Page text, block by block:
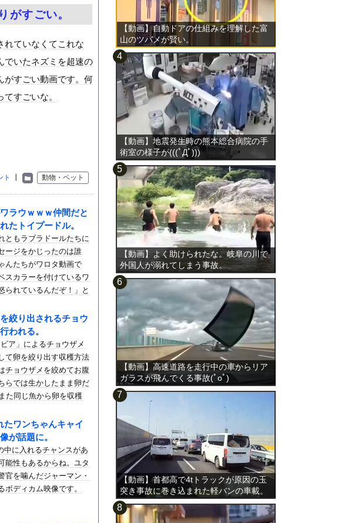
いたこと...
ｗｗｗｗ...
てい...
け」...
ｗｗｗｗ...
パス！現...
かいう奴...
は飽き...
ｗｗｗｗ...
）
」←これど...
がすごい。
れていなくてこれな
でいたネズミを超速の
がすごい動画です。何
すごいな。
動物・ペット
ト
ラウｗｗｗ仲間だと
たトイプードル。
ともラブラドールたちに
ージをかじったのは誰
んたちがワロタ動画で
スカラーを付けているワ
られているんだぞ！」と
絞り出されるチョウ
われる。
ア」によるチョウザメ
て卵を絞り出す収穫方法
チョウザメを絞めてお腹
らでは生かしたまま卵だ
た同じ魚から卵を収穫
わかんないや。スプー
たワンちゃんキャイ
が話題に。
中に入れるチャンスがあ
能性もあるからね。ユタ
官を噛んだジャーマン・
ディカム映像です。
【動画】自動ドアの仕組みを理解した富
山のツバメが賢い。
【動画】地震発生時の熊本総合病院の手
術室の様子が(((ﾟДﾟ)))
【動画】よく助けられたな。岐阜の川で
外国人が溺れてしまう事故。
【動画】高速道路を走行中の車からリア
ガラスが飛んでくる事故(ﾟoﾟ)
【動画】首都高で4tトラックが原因の玉
突き事故に巻き込まれた軽バンの車載。